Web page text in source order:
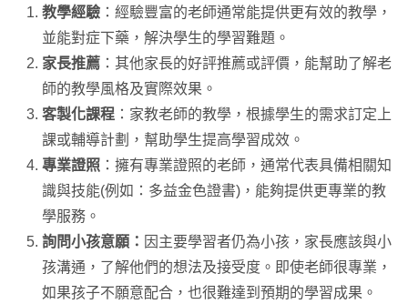
教學經驗 ：經驗豐富的老師通常能提供更有效的教學，
並能對症下藥，解決學生的學習難題。
家長推薦 ：其他家長的好評推薦或評價，能幫助了解老
師的教學風格及實際效果。
客製化課程 ：家教老師的教學，根據學生的需求訂定上
課或輔導計劃，幫助學生提高學習成效。
專業證照 ：擁有專業證照的老師，通常代表具備相關知
識與技能(例如：多益金色證書)，能夠提供更專業的教
學服務。
詢問小孩意願： 因主要學習者仍為小孩，家長應該與小
孩溝通，了解他們的想法及接受度。即使老師很專業，
如果孩子不願意配合，也很難達到預期的學習成果。